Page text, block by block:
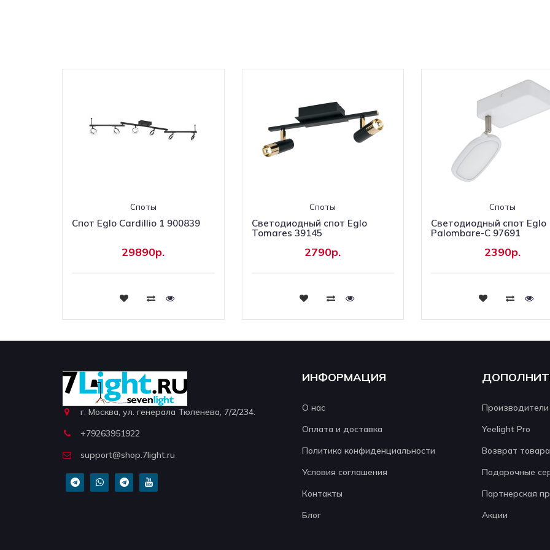
Споты
Спот Eglo Cardillio 1 900839
29890р.
Купить
Споты
Светодиодный спот Eglo
Tomares 39145
2790р.
Купить
Споты
Светодиодный спот Eglo
Palombare-C 97691
2390р.
Купить
г. Москва, ул. генерала Тюленева, 7/2/234.
+79263951922
support@shop.7light.ru
ИНФОРМАЦИЯ
О нас
Оплата и доставка
Политика конфиденциальности
Условия соглашения
Контакты
Блог
Производители
Yeelight Pro
Возврат товара
Подарочные
Партнерская
Акции